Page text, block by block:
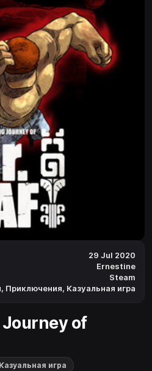
29 Jul 2020
Ernestine
Steam
, Приключения, Казуальная игра
of
Казуальная игра